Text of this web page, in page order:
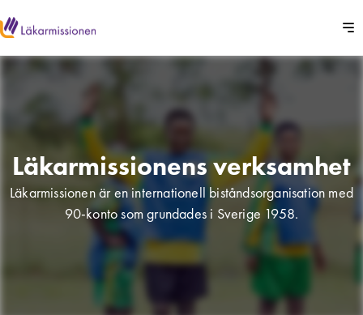
Läkarmissionens verksamhet
Läkarmissionen är en internationell biståndsorganisation med
90-konto som grundades i Sverige 1958.